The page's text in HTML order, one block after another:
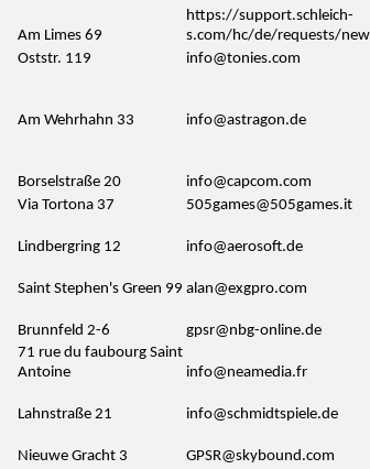
Am Limes 69
https://support.schleich-
s.com/hc/de/requests/new
Oststr. 119 info@tonies.com
Am Wehrhahn 33 info@astragon.de
Borselstraße 20
info@capcom.com
Via Tortona 37
505games@505games.it
Lindbergring 12
info@aerosoft.de
Saint Stephen's Green 99 alan@exgpro.com
Brunnfeld 2-6
gpsr@nbg-online.de
71 rue du faubourg Saint
Antoine
info@neamedia.fr
Lahnstraße 21
info@schmidtspiele.de
Nieuwe Gracht 3
GPSR@skybound.com